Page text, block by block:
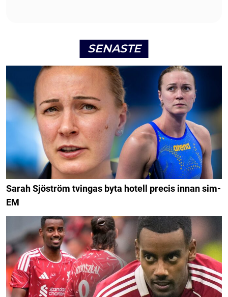
SENASTE
Sarah Sjöström tvingas byta hotell precis innan sim-
EM